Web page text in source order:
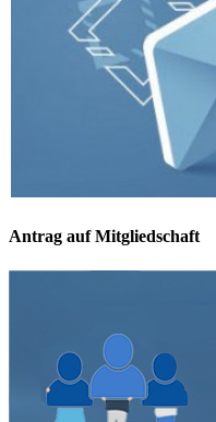
Antrag auf Mitgliedschaft